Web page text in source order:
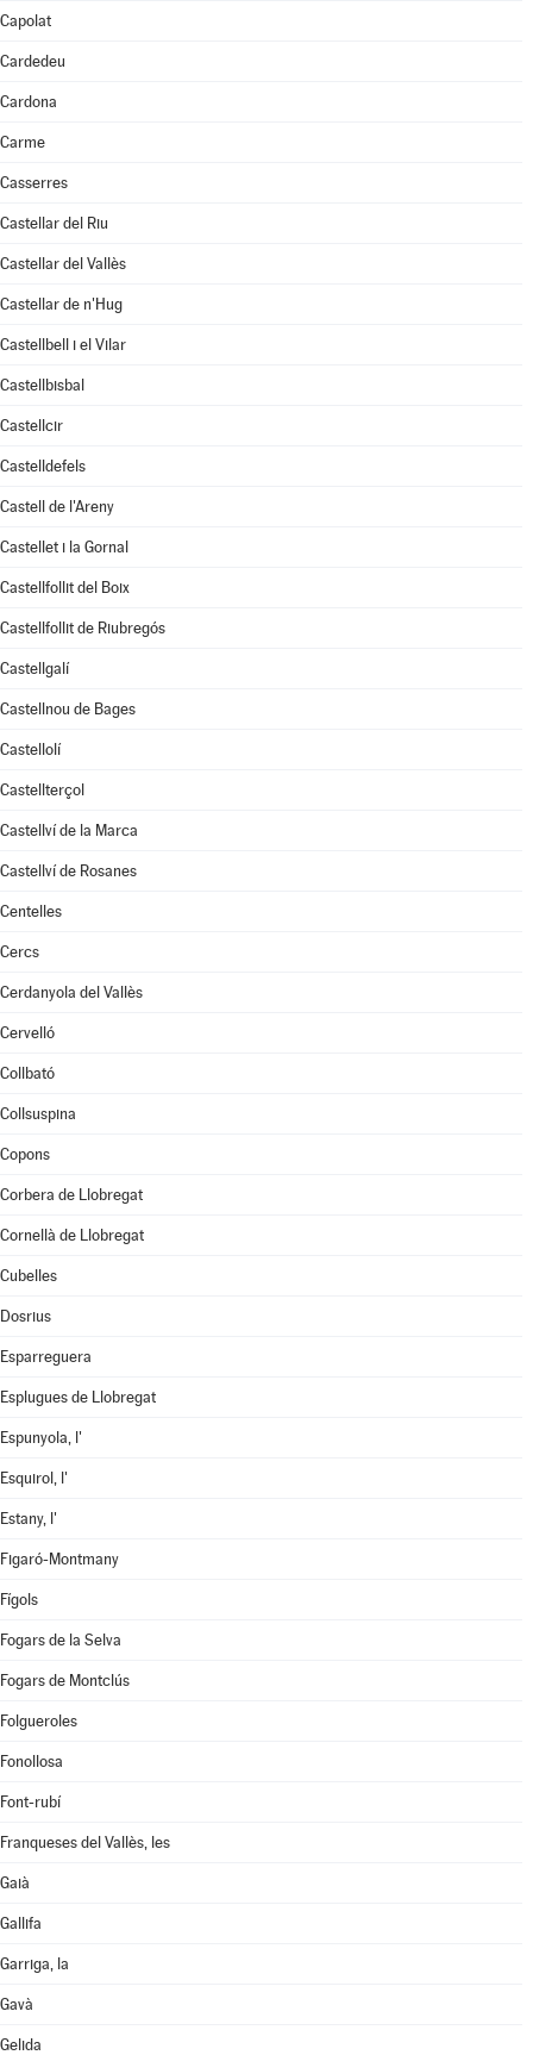
Capolat
Cardedeu
Cardona
Carme
Casserres
Castellar del Riu
Castellar del Vallès
Castellar de n'Hug
Castellbell i el Vilar
Castellbisbal
Castellcir
Castelldefels
Castell de l'Areny
Castellet i la Gornal
Castellfollit del Boix
Castellfollit de Riubregós
Castellgalí
Castellnou de Bages
Castellolí
Castellterçol
Castellví de la Marca
Castellví de Rosanes
Centelles
Cercs
Cerdanyola del Vallès
Cervelló
Collbató
Collsuspina
Copons
Corbera de Llobregat
Cornellà de Llobregat
Cubelles
Dosrius
Esparreguera
Esplugues de Llobregat
Espunyola, l'
Esquirol, l'
Estany, l'
Figaró-Montmany
Fígols
Fogars de la Selva
Fogars de Montclús
Folgueroles
Fonollosa
Font-rubí
Franqueses del Vallès, les
Gaià
Gallifa
Garriga, la
Gavà
Gelida